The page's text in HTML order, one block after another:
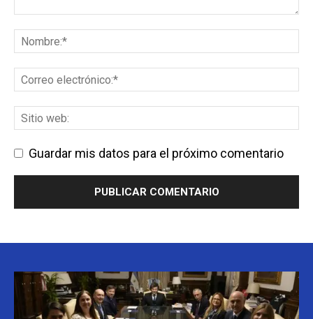
Guardar mis datos para el próximo comentario